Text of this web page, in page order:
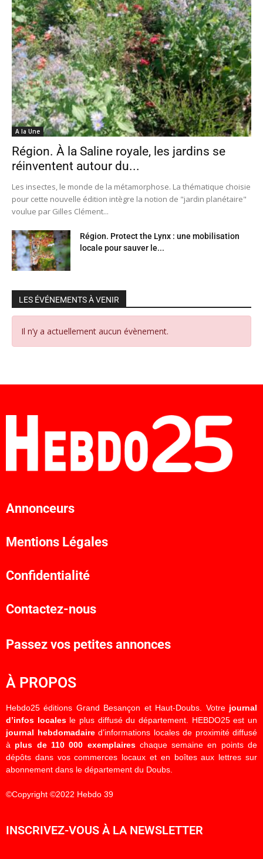
A la Une
Région. À la Saline royale, les jardins se
réinventent autour du...
Les insectes, le monde de la métamorphose. La thématique choisie
pour cette nouvelle édition intègre la notion de "jardin planétaire"
voulue par Gilles Clément...
Région. Protect the Lynx : une mobilisation
locale pour sauver le...
LES ÉVÉNEMENTS À VENIR
Il n’y a actuellement aucun évènement.
Annonceurs
Mentions Légales
Confidentialité
Contactez-nous
Passez vos petites annonces
À PROPOS
Hebdo25 éditions Grand Besançon et Haut-Doubs. Votre journal
d’infos localesle plus diffusé du département. HEBDO25 est un
journal hebdomadaired’informations locales de proximité diffusé
à plus de 110 000 exemplaireschaque semaine en points de
dépôts dans vos commerces locaux et en boîtes aux lettres sur
abonnement dans le département du Doubs.
©Copyright ©2022 Hebdo 39
INSCRIVEZ-VOUS À LA NEWSLETTER